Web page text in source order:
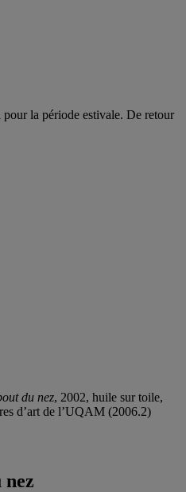
la période estivale. De retour
du nez, 2002, huile sur toile,
d’art de l’UQAM (2006.2)